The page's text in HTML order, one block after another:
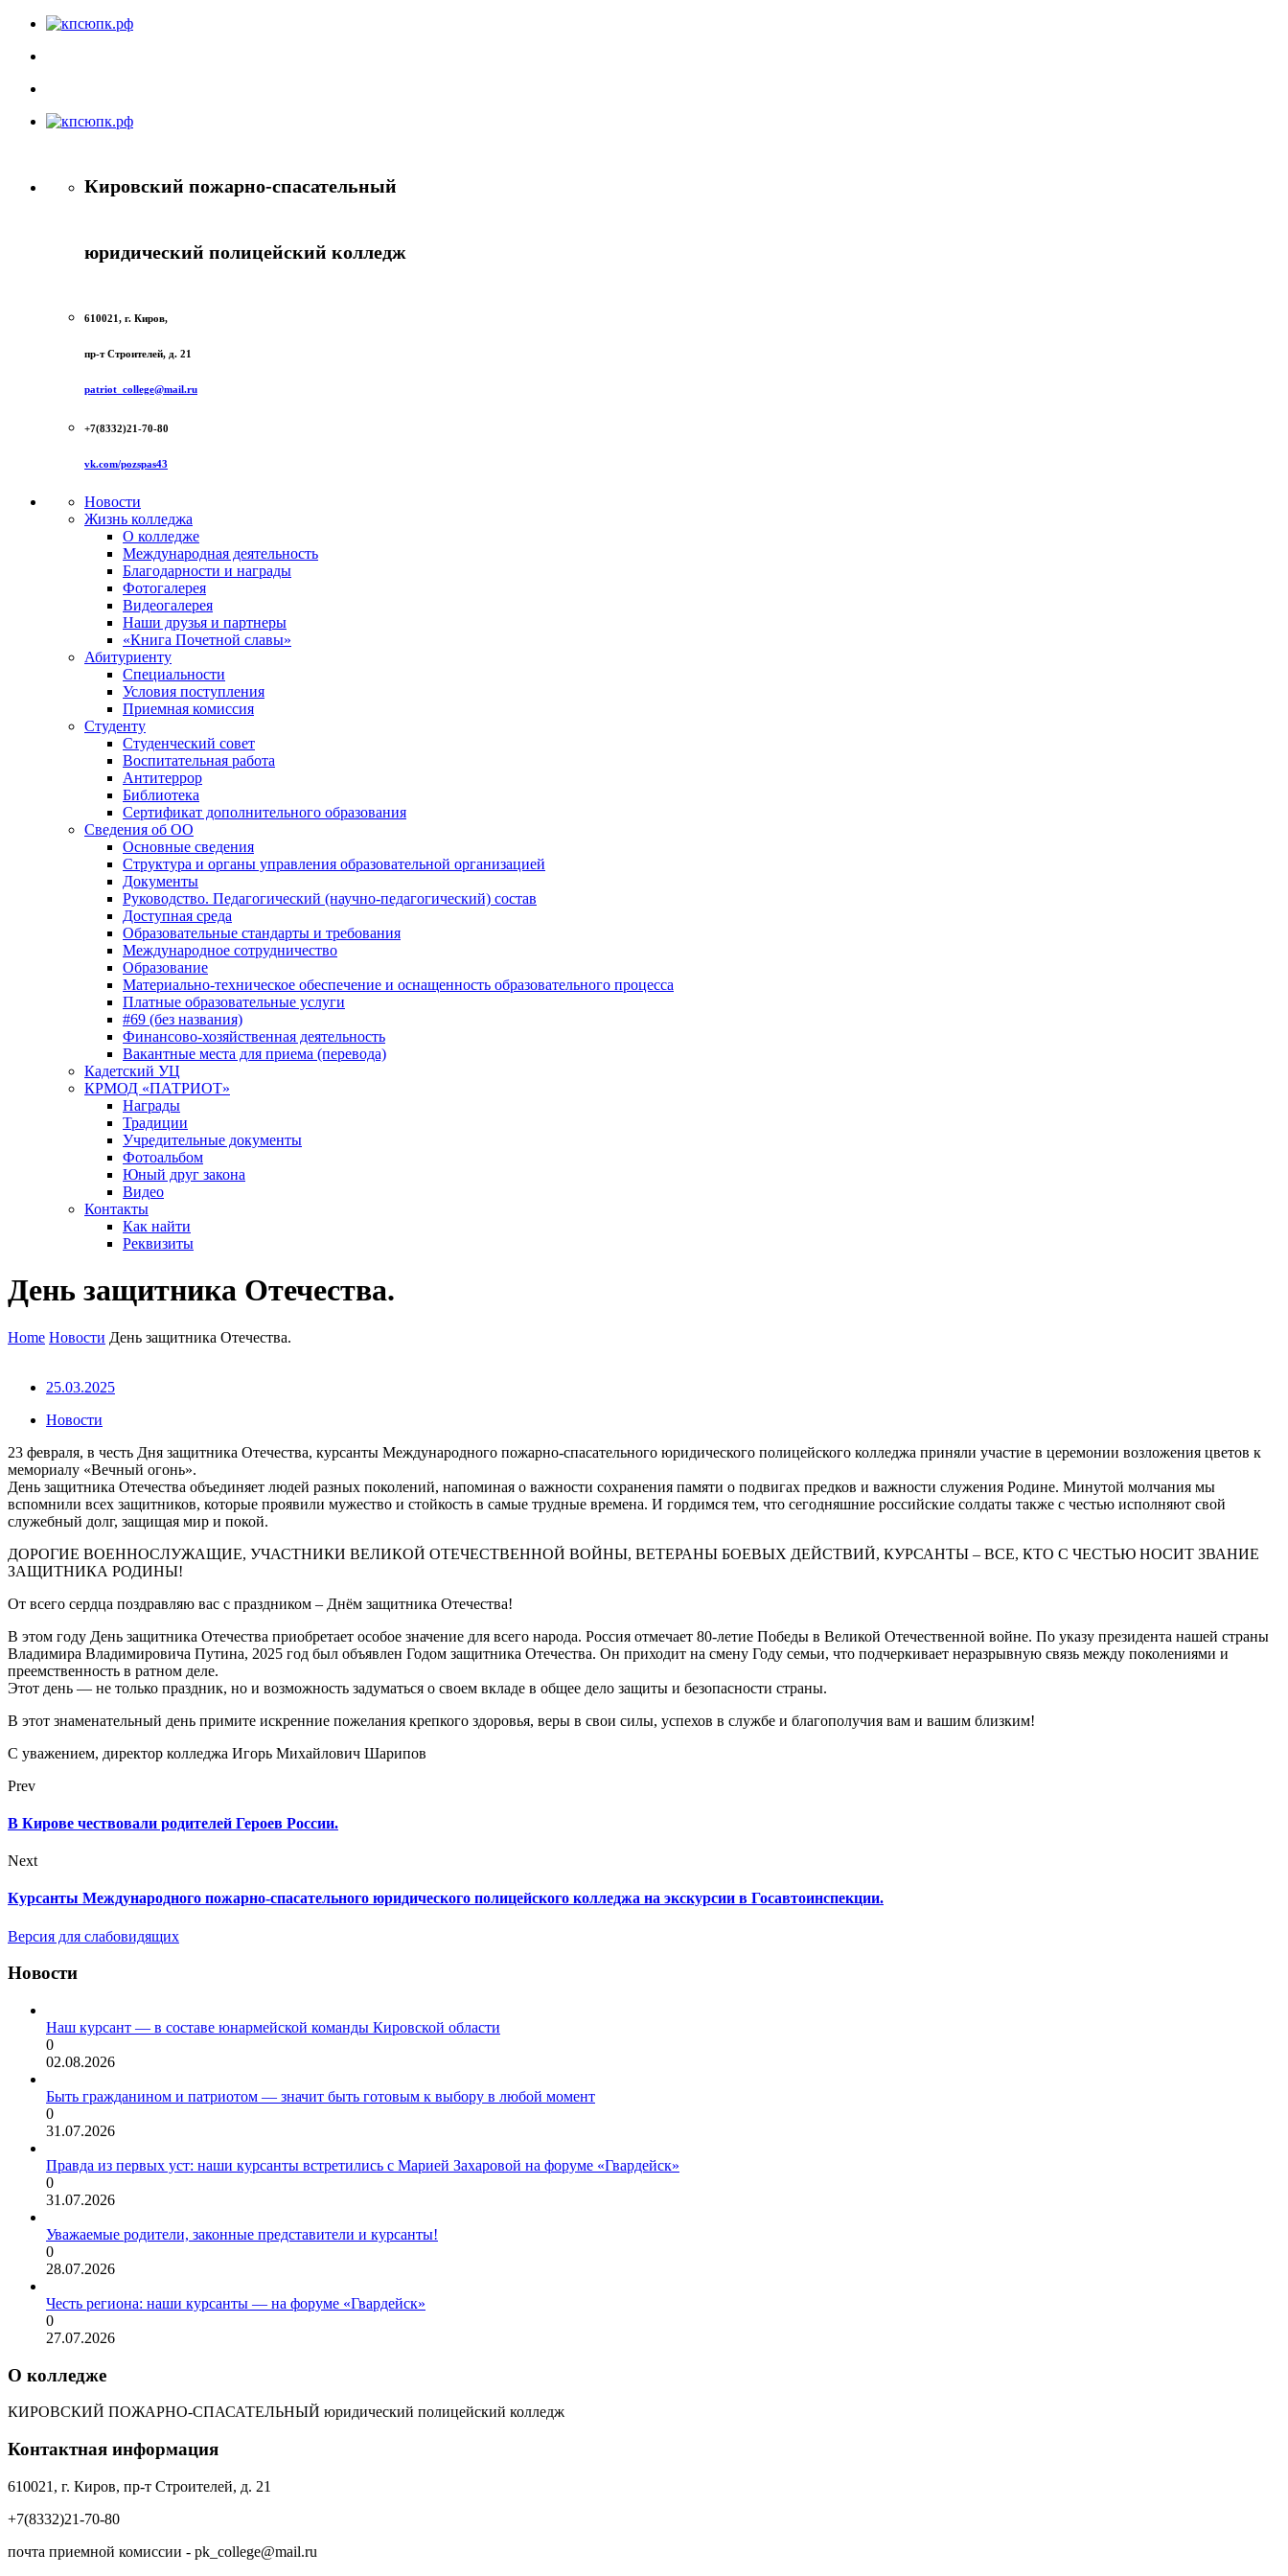
Кировский пожарно-спасательный
юридический полицейский колледж
610021, г. Киров,
пр-т Строителей, д. 21
patriot_college@mail.ru
+7(8332)21-70-80
vk.com/pozspas43
Новости
Жизнь колледжа
О колледже
Международная деятельность
Благодарности и награды
Фотогалерея
Видеогалерея
Наши друзья и партнеры
«Книга Почетной славы»
Абитуриенту
Специальности
Условия поступления
Приемная комиссия
Студенту
Студенческий совет
Воспитательная работа
Антитеррор
Библиотека
Сертификат дополнительного образования
Сведения об ОО
Основные сведения
Структура и органы управления образовательной организацией
Документы
Руководство. Педагогический (научно-педагогический) состав
Доступная среда
Образовательные стандарты и требования
Международное сотрудничество
Образование
Материально-техническое обеспечение и оснащенность образовательного процесса
Платные образовательные услуги
#69 (без названия)
Финансово-хозяйственная деятельность
Вакантные места для приема (перевода)
Кадетский УЦ
КРМОД «ПАТРИОТ»
Награды
Традиции
Учредительные документы
Фотоальбом
Юный друг закона
Видео
Контакты
Как найти
Реквизиты
День защитника Отечества.
Home Новости День защитника Отечества.
25.03.2025
Новости
23 февраля, в честь Дня защитника Отечества, курсанты Международного пожарно-спасательного юридического полицейского колледжа приняли участие в церемонии возложения цветов к
мемориалу «Вечный огонь».
День защитника Отечества объединяет людей разных поколений, напоминая о важности сохранения памяти о подвигах предков и важности служения Родине. Минутой молчания мы
вспомнили всех защитников, которые проявили мужество и стойкость в самые трудные времена. И гордимся тем, что сегодняшние российские солдаты также с честью исполняют свой
служебный долг, защищая мир и покой.
ДОРОГИЕ ВОЕННОСЛУЖАЩИЕ, УЧАСТНИКИ ВЕЛИКОЙ ОТЕЧЕСТВЕННОЙ ВОЙНЫ, ВЕТЕРАНЫ БОЕВЫХ ДЕЙСТВИЙ, КУРСАНТЫ – ВСЕ, КТО С ЧЕСТЬЮ НОСИТ ЗВАНИЕ
ЗАЩИТНИКА РОДИНЫ!
От всего сердца поздравляю вас с праздником – Днём защитника Отечества!
В этом году День защитника Отечества приобретает особое значение для всего народа. Россия отмечает 80-летие Победы в Великой Отечественной войне. По указу президента нашей страны
Владимира Владимировича Путина, 2025 год был объявлен Годом защитника Отечества. Он приходит на смену Году семьи, что подчеркивает неразрывную связь между поколениями и
преемственность в ратном деле.
Этот день — не только праздник, но и возможность задуматься о своем вкладе в общее дело защиты и безопасности страны.
В этот знаменательный день примите искренние пожелания крепкого здоровья, веры в свои силы, успехов в службе и благополучия вам и вашим близким!
С уважением, директор колледжа Игорь Михайлович Шарипов
Prev
В Кирове чествовали родителей Героев России.
Next
Курсанты Международного пожарно-спасательного юридического полицейского колледжа на экскурсии в Госавтоинспекции.
Версия для слабовидящих
Новости
Наш курсант — в составе юнармейской команды Кировской области
0
02.08.2026
Быть гражданином и патриотом — значит быть готовым к выбору в любой момент
0
31.07.2026
Правда из первых уст: наши курсанты встретились с Марией Захаровой на форуме «Гвардейск»
0
31.07.2026
Уважаемые родители, законные представители и курсанты!
0
28.07.2026
Честь региона: наши курсанты — на форуме «Гвардейск»
0
27.07.2026
О колледже
КИРОВСКИЙ ПОЖАРНО-СПАСАТЕЛЬНЫЙ юридический полицейский колледж
Контактная информация
610021, г. Киров, пр-т Строителей, д. 21
+7(8332)21-70-80
почта приемной комиссии - pk_college@mail.ru